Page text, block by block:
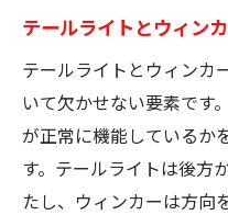
テールライトとウィン
テールライトとウィンカ
いて欠かせない要素です
が正常に機能しているか
す。テールライトは後方
たし、ウィンカーは方向